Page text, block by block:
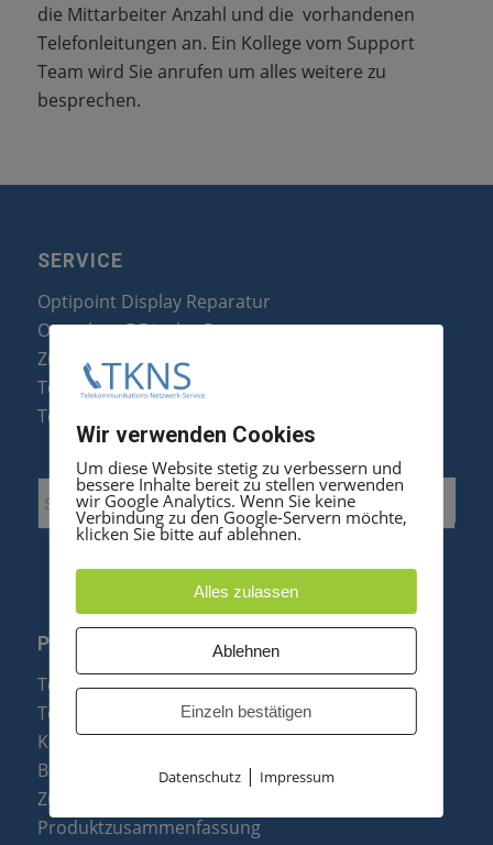
die Mittarbeiter Anzahl und die vorhandenen
Telefonleitungen an. Ein Kollege vom Support
Team wird Sie anrufen um alles weitere zu
besprechen.
SERVICE
Optipoint Display Reparatur
Octophon F Display Reparatur
Zubehör & Ersatzteile
Telefonanlagen Optimierung
Telefonanlagen Erweiterung
PRODUKTE
Telefonanlagen
Telefone
Konftel Konferenztelefone
Baugruppen
Zubehör & Ersatzteile
Produktzusammenfassung
Wir verwenden Cookies
Um diese Website stetig zu verbessern und
bessere Inhalte bereit zu stellen verwenden
wir Google Analytics. Wenn Sie keine
Verbindung zu den Google-Servern möchte,
klicken Sie bitte auf ablehnen.
Alles zulassen
Ablehnen
Einzeln bestätigen
Datenschutz| Impressum